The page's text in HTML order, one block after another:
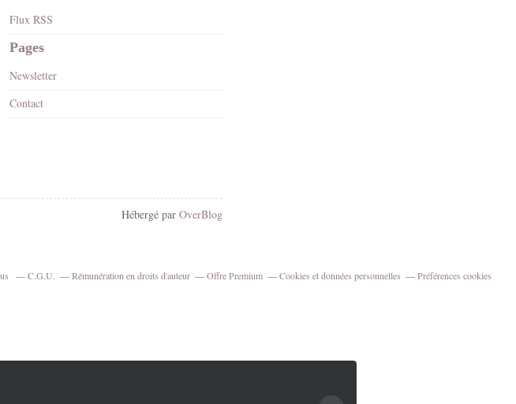
Flux RSS
Pages
Newsletter
Contact
Hébergé par OverBlog
C.G.U. Rémunération en droits d'auteur Offre Premium Cookies et données personnelles Préférences cookies